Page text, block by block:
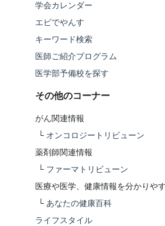
学会カレンダー
エビでやんす
キーワード検索
医師ご紹介プログラム
医学部予備校を探す
その他のコーナー
がん関連情報
└ オンコロジートリビューン
薬剤師関連情報
└ ファーマトリビューン
医療や医学、健康情報を分かりや
└ あなたの健康百科
ライフスタイル